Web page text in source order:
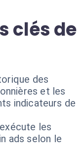
clés de
des
et les
indicateurs de
les
ads selon le